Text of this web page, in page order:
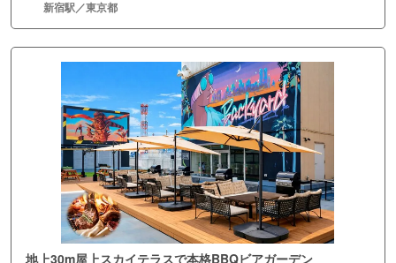
新宿駅／東京都
地上30m屋上スカイテラスで本格BBQビアガーデン